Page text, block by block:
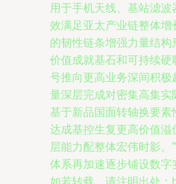
用于手机天线、基站滤
效满足亚太产业链整体
的韧性链条增强力量结
价值成就基石和可持续
号推向更高业务深间积
量深层完成对密集高集
基于新品国面转轴换要
达成基控生复更高价值
层能力配整体宏伟时影
体系再加速逐步铺设数
如若转载，请注明出处：